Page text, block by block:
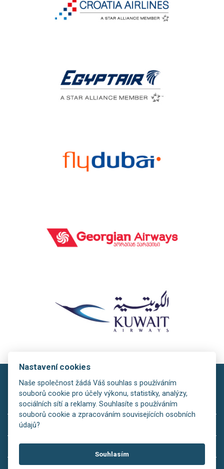
Rezervační systém:is>tour
Nastavení cookies
Naše společnost žádá Váš souhlas s používáním
souborů cookie pro účely výkonu, statistiky, analýzy,
sociálních sítí a reklamy. Souhlasíte s používáním
souborů cookie a zpracováním souvisejících osobních
údajů?
Souhlasím